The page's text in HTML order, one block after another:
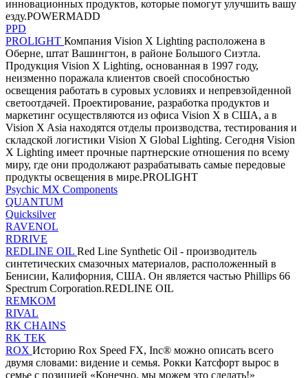
инновационных продуктов, которые помогут улучшить вашу
езду.POWERMADD
PPD
PROLIGHT Компания Vision X Lighting расположена в
Оберне, штат Вашингтон, в районе Большого Сиэтла.
Продукция Vision X Lighting, основанная в 1997 году,
неизменно поражала клиентов своей способностью
освещения работать в суровых условиях и непревзойденной
светоотдачей. Проектирование, разработка продуктов и
маркетинг осуществляются из офиса Vision X в США, а в
Vision X Asia находятся отделы производства, тестирования и
складской логистики Vision X Global Lighting. Сегодня Vision
X Lighting имеет прочные партнерские отношения по всему
миру, где они продолжают разрабатывать самые передовые
продукты освещения в мире.PROLIGHT
Psychic MX Components
QUANTUM
Quicksilver
RAVENOL
RDRIVE
REDLINE OIL Red Line Synthetic Oil - производитель
синтетических смазочных материалов, расположенный в
Бенисии, Калифорния, США. Он является частью Phillips 66
Spectrum Corporation.REDLINE OIL
REMKOM
RIVAL
RK CHAINS
RK TEK
ROX Историю Rox Speed ​​FX, Inc® можно описать всего
двумя словами: видение и семья. Рокки Катсфорт вырос в
семье с позицией «Конечно, мы можем это сделать!»